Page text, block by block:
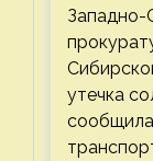
Западно-
утечка